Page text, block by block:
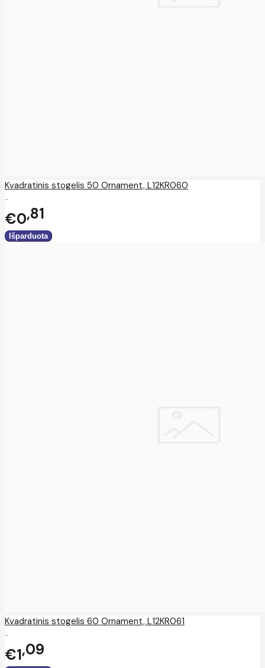
Kvadratinis stogelis 50 Ornament, L12KR060
..
€0 81
Kvadratinis stogelis 60 Ornament, L12KR061
..
€1 09